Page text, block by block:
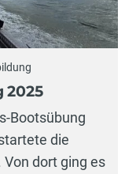
2025
Bootsübung
die
dort ging es